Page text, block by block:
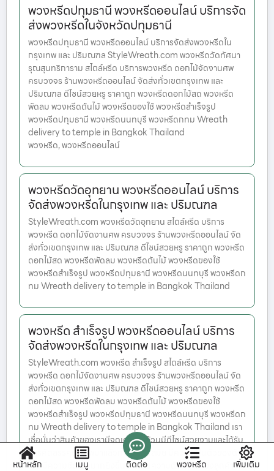
พวงหรีดปทุมธานี พวงหรีดออนไลน์ บริการจัด
ส่งพวงหรีดในจังหวัดปทุมธานี
พวงหรีดปทุมธานี พวงหรีดออนไลน์ บริการจัดส่งพวงหรีดใน
กรุงเทพ และ ปริมณฑล StyleWreath.com พวงหรีดวัดทัศนา
รุณสุนทริการาม สไตล์หรีด บริการพวงหรีด ดอกไม้จัดงานศพ
ครบวงจร ร้านพวงหรีดออนไลน์ จัดส่งทั่วเขตกรุงเทพ และ
ปริมณฑล ดีไซน์สวยหรู ราคาถูก พวงหรีดดอกไม้สด พวงหรีด
พัดลม พวงหรีดต้นไม้ พวงหรีดของใช้ พวงหรีดสำเร็จรูป
พวงหรีดปทุมธานี พวงหรีดนนทบุรี พวงหรีดกทม Wreath
delivery to temple in Bangkok Thailand
พวงหรีด, พวงหรีดออนไลน์
พวงหรีดวัดอุทยาน พวงหรีดออนไลน์ บริการ
จัดส่งพวงหรีดในกรุงเทพ และ ปริมณฑล
StyleWreath.com พวงหรีดวัดอุทยาน สไตล์หรีด บริการ
พวงหรีด ดอกไม้จัดงานศพ ครบวงจร ร้านพวงหรีดออนไลน์ จัด
ส่งทั่วเขตกรุงเทพ และ ปริมณฑล ดีไซน์สวยหรู ราคาถูก พวงหรีด
ดอกไม้สด พวงหรีดพัดลม พวงหรีดต้นไม้ พวงหรีดของใช้
พวงหรีดสำเร็จรูป พวงหรีดปทุมธานี พวงหรีดนนทบุรี พวงหรีดก
ทม Wreath delivery to temple in Bangkok Thailand
พวงหรีด สำเร็จรูป พวงหรีดออนไลน์ บริการ
จัดส่งพวงหรีดในกรุงเทพ และ ปริมณฑล
StyleWreath.com พวงหรีด สำเร็จรูป สไตล์หรีด บริการ
พวงหรีด ดอกไม้จัดงานศพ ครบวงจร ร้านพวงหรีดออนไลน์ จัด
ส่งทั่วเขตกรุงเทพ และ ปริมณฑล ดีไซน์สวยหรู ราคาถูก พวงหรีด
ดอกไม้สด พวงหรีดพัดลม พวงหรีดต้นไม้ พวงหรีดของใช้
พวงหรีดสำเร็จรูป พวงหรีดปทุมธานี พวงหรีดนนทบุรี พวงหรีดก
ทม Wreath delivery to temple in Bangkok Thailand เรา
เชื่อมั่นว่าสินค้าของเรามีจุดเด่น ซึ่งล้วนมีดีไซน์สวยงามและได้รับ
การคัดสรรคุณภาพมาแล้วทั้งสิ้น ทันสมัย มีความเป็นตัวของตัว
เอง มีความชัดเจนมากยิ่งขึ้น สะท้อนความต้องการของลูกค้า
หน้าหลัก เมนู ติดต่อ พวงหรีด เพิ่มเติม